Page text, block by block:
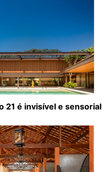
21 é invisível e sensorial